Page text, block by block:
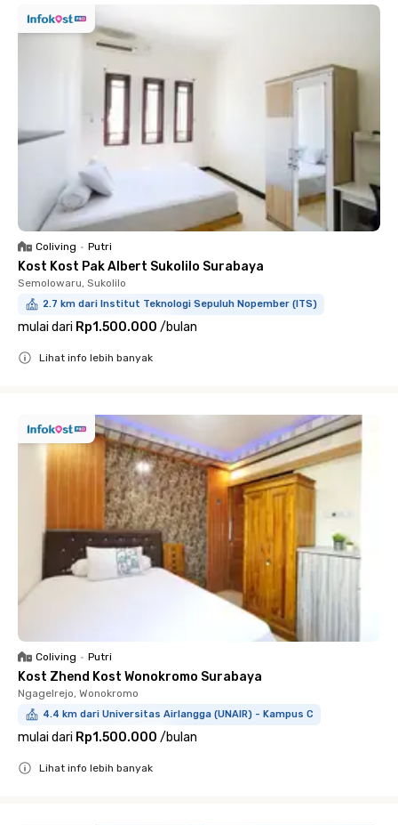
Coliving • Putri
Kost Kost Pak Albert Sukolilo Surabaya
Semolowaru, Sukolilo
2.7 km dari Institut Teknologi Sepuluh Nopember (ITS)
mulai dari Rp1.500.000 /bulan
Lihat info lebih banyak
Coliving • Putri
Kost Zhend Kost Wonokromo Surabaya
Ngagelrejo, Wonokromo
4.4 km dari Universitas Airlangga (UNAIR) - Kampus C
mulai dari Rp1.500.000 /bulan
Lihat info lebih banyak